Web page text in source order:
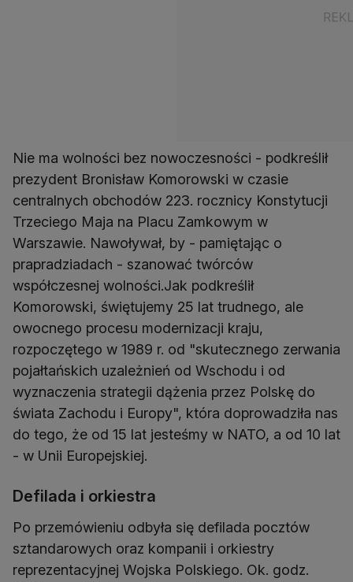
Nie ma wolności bez nowoczesności - podkreślił
prezydent Bronisław Komorowski w czasie
centralnych obchodów 223. rocznicy Konstytucji
Trzeciego Maja na Placu Zamkowym w
Warszawie. Nawoływał, by - pamiętając o
prapradziadach - szanować twórców
współczesnej wolności.Jak podkreślił
Komorowski, świętujemy 25 lat trudnego, ale
owocnego procesu modernizacji kraju,
rozpoczętego w 1989 r. od "skutecznego zerwania
pojałtańskich uzależnień od Wschodu i od
wyznaczenia strategii dążenia przez Polskę do
świata Zachodu i Europy", która doprowadziła nas
do tego, że od 15 lat jesteśmy w NATO, a od 10 lat
- w Unii Europejskiej.
Defilada i orkiestra
Po przemówieniu odbyła się defilada pocztów
sztandarowych oraz kompanii i orkiestry
reprezentacyjnej Wojska Polskiego. Ok. godz.